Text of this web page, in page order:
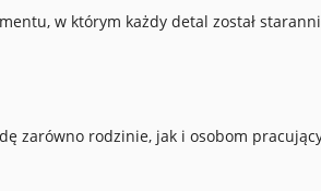
w którym każdy detal został
zarówno rodzinie, jak i osobom